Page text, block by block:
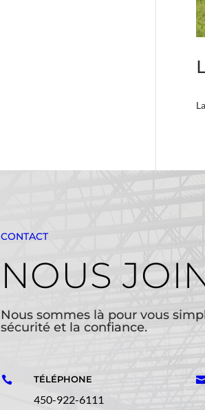
CONTACT
NOUS
Nous sommes là pour vous
sécurité et la confiance.
 TÉLÉPHONE
450-922-6111